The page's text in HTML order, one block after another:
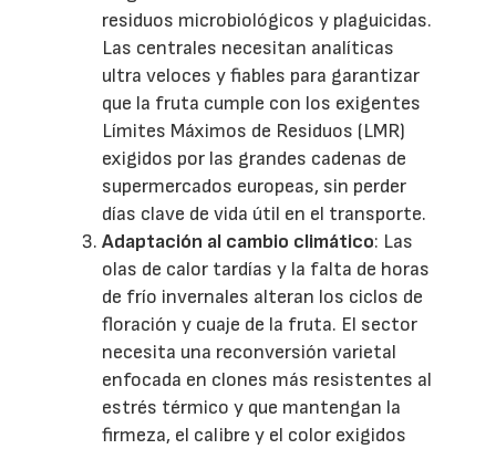
residuos microbiológicos y plaguicidas.
Las centrales necesitan analíticas
ultra veloces y fiables para garantizar
que la fruta cumple con los exigentes
Límites Máximos de Residuos (LMR)
exigidos por las grandes cadenas de
supermercados europeas, sin perder
días clave de vida útil en el transporte.
Adaptación al cambio climático: Las
olas de calor tardías y la falta de horas
de frío invernales alteran los ciclos de
floración y cuaje de la fruta. El sector
necesita una reconversión varietal
enfocada en clones más resistentes al
estrés térmico y que mantengan la
firmeza, el calibre y el color exigidos